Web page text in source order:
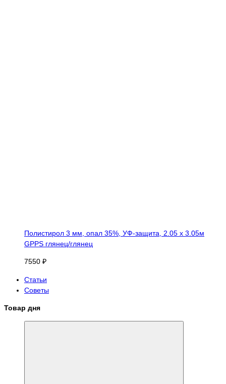
Полистирол 3 мм, опал 35%, УФ-защита, 2.05 х 3.05м
GPPS глянец/глянец
7550 ₽
Статьи
Советы
Товар дня